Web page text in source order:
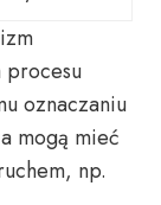
oznaczaniu
mogą mieć
np.